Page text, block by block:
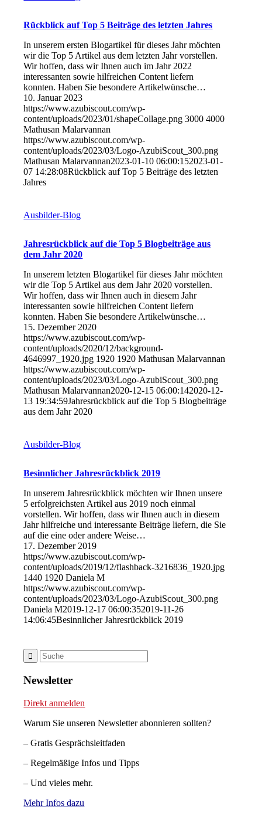
Rückblick auf Top 5 Beiträge des letzten Jahres
In unserem ersten Blogartikel für dieses Jahr möchten
wir die Top 5 Artikel aus dem letzten Jahr vorstellen.
Wir hoffen, dass wir Ihnen auch im Jahr 2022
interessanten sowie hilfreichen Content liefern
konnten. Haben Sie besondere Artikelwünsche…
10. Januar 2023
https://www.azubiscout.com/wp-
content/uploads/2023/01/shapeCollage.png 3000 4000
Mathusan Malarvannan
https://www.azubiscout.com/wp-
content/uploads/2023/03/Logo-AzubiScout_300.png
Mathusan Malarvannan2023-01-10 06:00:152023-01-
07 14:28:08Rückblick auf Top 5 Beiträge des letzten
Jahres
Ausbilder-Blog
Jahresrückblick auf die Top 5 Blogbeiträge aus
dem Jahr 2020
In unserem letzten Blogartikel für dieses Jahr möchten
wir die Top 5 Artikel aus dem Jahr 2020 vorstellen.
Wir hoffen, dass wir Ihnen auch in diesem Jahr
interessanten sowie hilfreichen Content liefern
konnten. Haben Sie besondere Artikelwünsche…
15. Dezember 2020
https://www.azubiscout.com/wp-
content/uploads/2020/12/background-
4646997_1920.jpg 1920 1920 Mathusan Malarvannan
https://www.azubiscout.com/wp-
content/uploads/2023/03/Logo-AzubiScout_300.png
Mathusan Malarvannan2020-12-15 06:00:142020-12-
13 19:34:59Jahresrückblick auf die Top 5 Blogbeiträge
aus dem Jahr 2020
Ausbilder-Blog
Besinnlicher Jahresrückblick 2019
In unserem Jahresrückblick möchten wir Ihnen unsere
5 erfolgreichsten Artikel aus 2019 noch einmal
vorstellen. Wir hoffen, dass wir Ihnen auch in diesem
Jahr hilfreiche und interessante Beiträge liefern, die Sie
auf die eine oder andere Weise…
17. Dezember 2019
https://www.azubiscout.com/wp-
content/uploads/2019/12/flashback-3216836_1920.jpg
1440 1920 Daniela M
https://www.azubiscout.com/wp-
content/uploads/2023/03/Logo-AzubiScout_300.png
Daniela M2019-12-17 06:00:352019-11-26
14:06:45Besinnlicher Jahresrückblick 2019
Newsletter
Direkt anmelden
Warum Sie unseren Newsletter abonnieren sollten?
– Gratis Gesprächsleitfaden
– Regelmäßige Infos und Tipps
– Und vieles mehr.
Mehr Infos dazu